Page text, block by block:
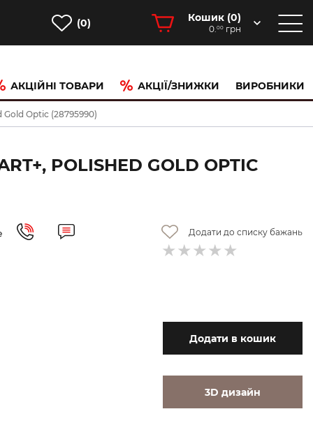
(0) Кошик (0)
0.00 грн
АКЦІЙНІ ТОВАРИ АКЦІЇ/ЗНИЖКИ ВИРОБНИКИ
Optic (28795990)
POLISHED GOLD OPTIC
Додати до списку бажань
Додати в кошик
3D дизайн